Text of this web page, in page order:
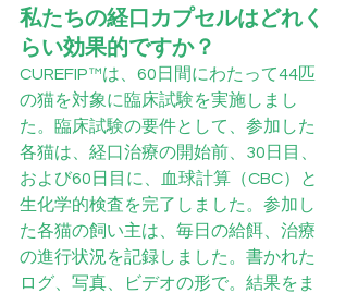
私たちの経口カプセルはどれく
らい効果的ですか？
CUREFIP™は、60日間にわたって44匹
の猫を対象に臨床試験を実施しまし
た。臨床試験の要件として、参加した
各猫は、経口治療の開始前、30日目、
および60日目に、血球計算（CBC）と
生化学的検査を完了しました。参加し
た各猫の飼い主は、毎日の給餌、治療
の進行状況を記録しました。書かれた
ログ、写真、ビデオの形で。結果をま